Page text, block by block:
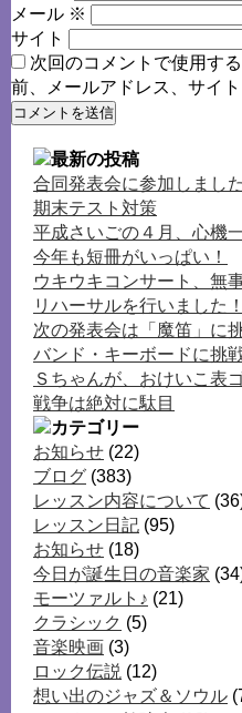
メール ※
サイト
次回のコメントで使用す
前、メールアドレス、サイト
合同発表会に参加しました
期末テスト対策
平成さいごの４月、心機
今年も短冊がいっぱい！
ウキウキコンサート、無
リハーサルを行いました！
次の発表会は「魔笛」に
バンド・キーボードに挑
Ｓちゃんが、おけいこ表
戦争は絶対に駄目
お知らせ (22)
ブログ (383)
レッスン内容について
レッスン日記 (95)
お知らせ (18)
今日が誕生日の音楽家
モーツァルト♪ (21)
クラシック (5)
音楽映画 (3)
ロック伝説 (12)
想い出のジャズ＆ソウル